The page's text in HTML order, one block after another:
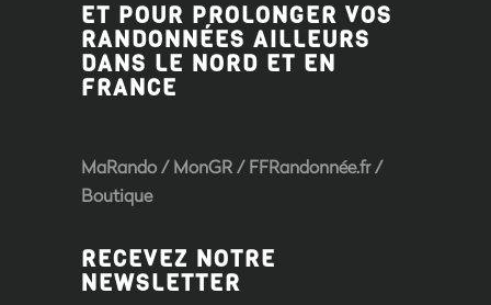
ET POUR PROLONGER VOS
RANDONNÉES AILLEURS
DANS LE NORD ET EN
FRANCE
MaRando / MonGR / FFRandonnée.fr /
Boutique
RECEVEZ NOTRE
NEWSLETTER